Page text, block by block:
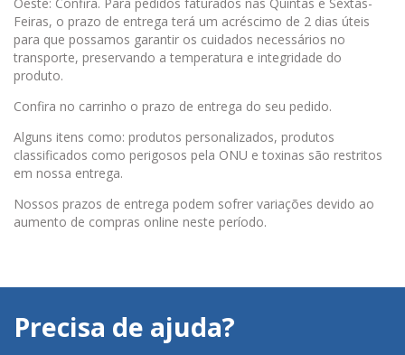
Feiras, o prazo de entrega terá um acréscimo de 2 dias úteis
para que possamos garantir os cuidados necessários no
transporte, preservando a temperatura e integridade do
produto.
Confira no carrinho o prazo de entrega do seu pedido.
Alguns itens como: produtos personalizados, produtos
classificados como perigosos pela ONU e toxinas são restritos
em nossa entrega.
Nossos prazos de entrega podem sofrer variações devido ao
aumento de compras online neste período.
Precisa de ajuda?